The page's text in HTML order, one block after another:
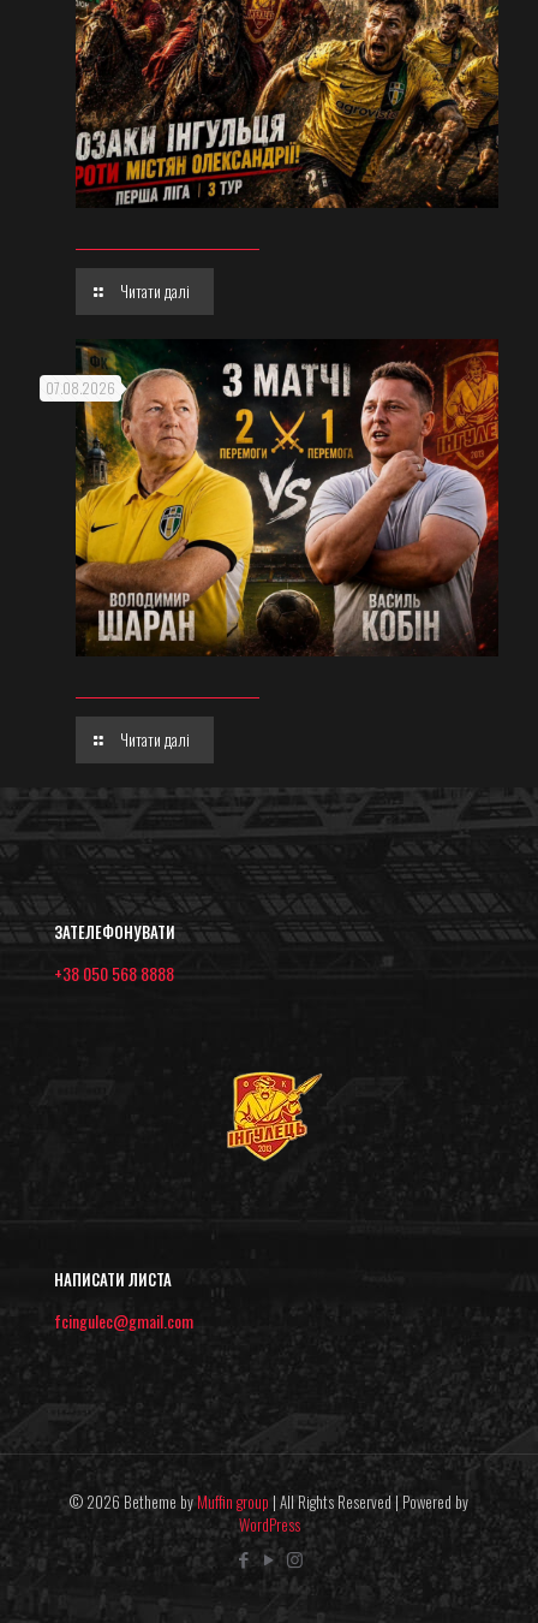
Читати далі
07.08.2026
Читати далі
ЗАТЕЛЕФОНУВАТИ
+38 050 568 8888
НАПИСАТИ ЛИСТА
fcingulec@gmail.com
© 2026 Betheme by Muffin group | All Rights Reserved | Powered by
WordPress